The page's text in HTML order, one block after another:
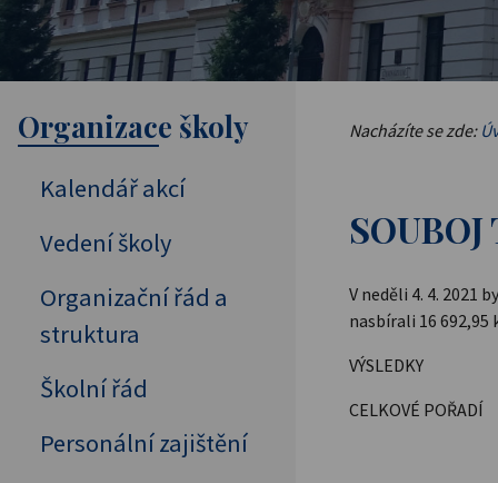
Nacházíte se zde:
V neděli 4. 4. 2021
nasbírali 16 692,95
VÝSLEDKY
CELKOVÉ POŘADÍ
Organizace školy
Kalendář akcí
Vedení školy
Organizační řád a
struktura
Školní řád
Personální zajištění